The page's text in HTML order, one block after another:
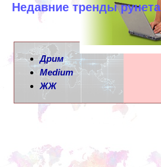
Недавние тренды рунета
Дрим
Medium
ЖЖ